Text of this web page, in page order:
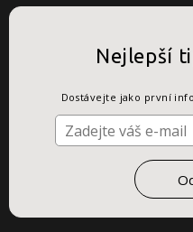
Nejlepší
Dostávejte jako první